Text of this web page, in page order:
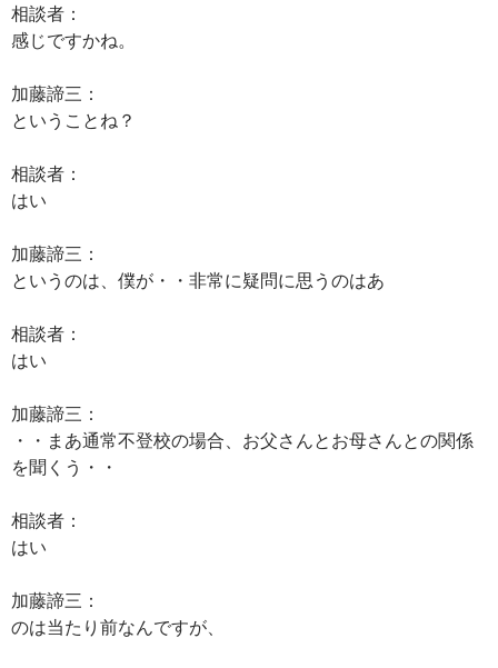
相談者：
感じですかね。
加藤諦三：
ということね？
相談者：
はい
加藤諦三：
というのは、僕が・・非常に疑問に思うのはあ
相談者：
はい
加藤諦三：
・・まあ通常不登校の場合、お父さんとお母さんとの関係
を聞くう・・
相談者：
はい
加藤諦三：
のは当たり前なんですが、